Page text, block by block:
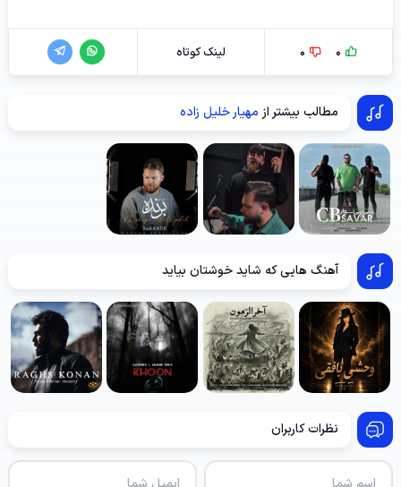
0
0 لینک کوتاه
مطالب بیشتر از مهیار خلیل زاده
آهنگ هایی که شاید خوشتان بیاید
نظرات کاربران